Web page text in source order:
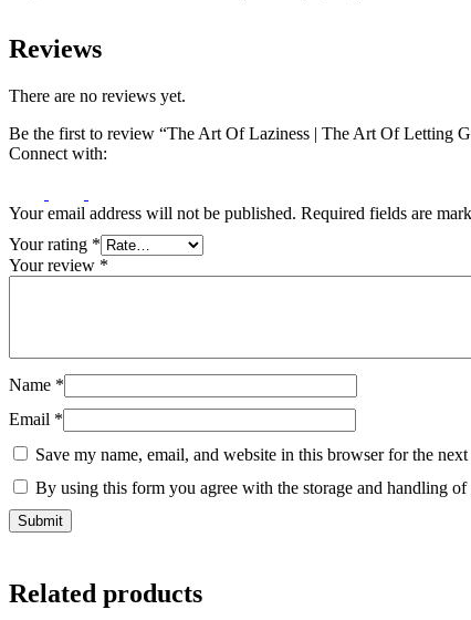
Reviews
There are no reviews yet.
Be the first to review “The Art Of Laziness | The Art Of
Connect with:
Your email address will not be published. Required fields are
Your rating *
Your review *
Name *
Email *
Save my name, email, and website in this browser for the
By using this form you agree with the storage and handling
Related products